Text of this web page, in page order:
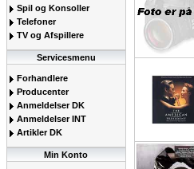
Spil og Konsoller
Telefoner
TV og Afspillere
Servicesmenu
Forhandlere
Producenter
Anmeldelser DK
Anmeldelser INT
Artikler DK
Min Konto